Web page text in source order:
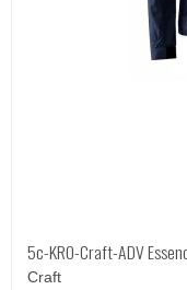
5c-KRO-Craft-ADV
Craft